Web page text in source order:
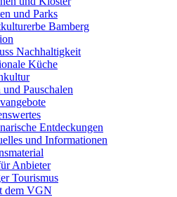
und Parks
Bamberg
Nachhaltigkeit
Küche
Pauschalen
Entdeckungen
und Informationen
Anbieter
Tourismus
dem VGN